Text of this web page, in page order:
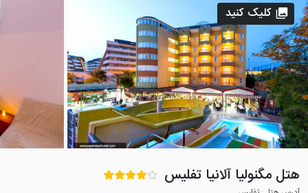
هتل مگنولیا آلانیا تفلیس
کلیک کنید